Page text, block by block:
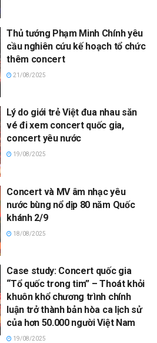
Thủ tướng Phạm Minh Chính yêu
cầu nghiên cứu kế hoạch tổ chức
thêm concert
21/08/2025
Lý do giới trẻ Việt đua nhau săn
vé đi xem concert quốc gia,
concert yêu nước
19/08/2025
Concert và MV âm nhạc yêu
nước bùng nổ dịp 80 năm Quốc
khánh 2/9
18/08/2025
Case study: Concert quốc gia
“Tổ quốc trong tim” – Thoát khỏi
khuôn khổ chương trình chính
luận trở thành bản hòa ca lịch sử
của hơn 50.000 người Việt Nam
19/08/2025